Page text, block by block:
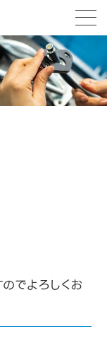
でよろしくお